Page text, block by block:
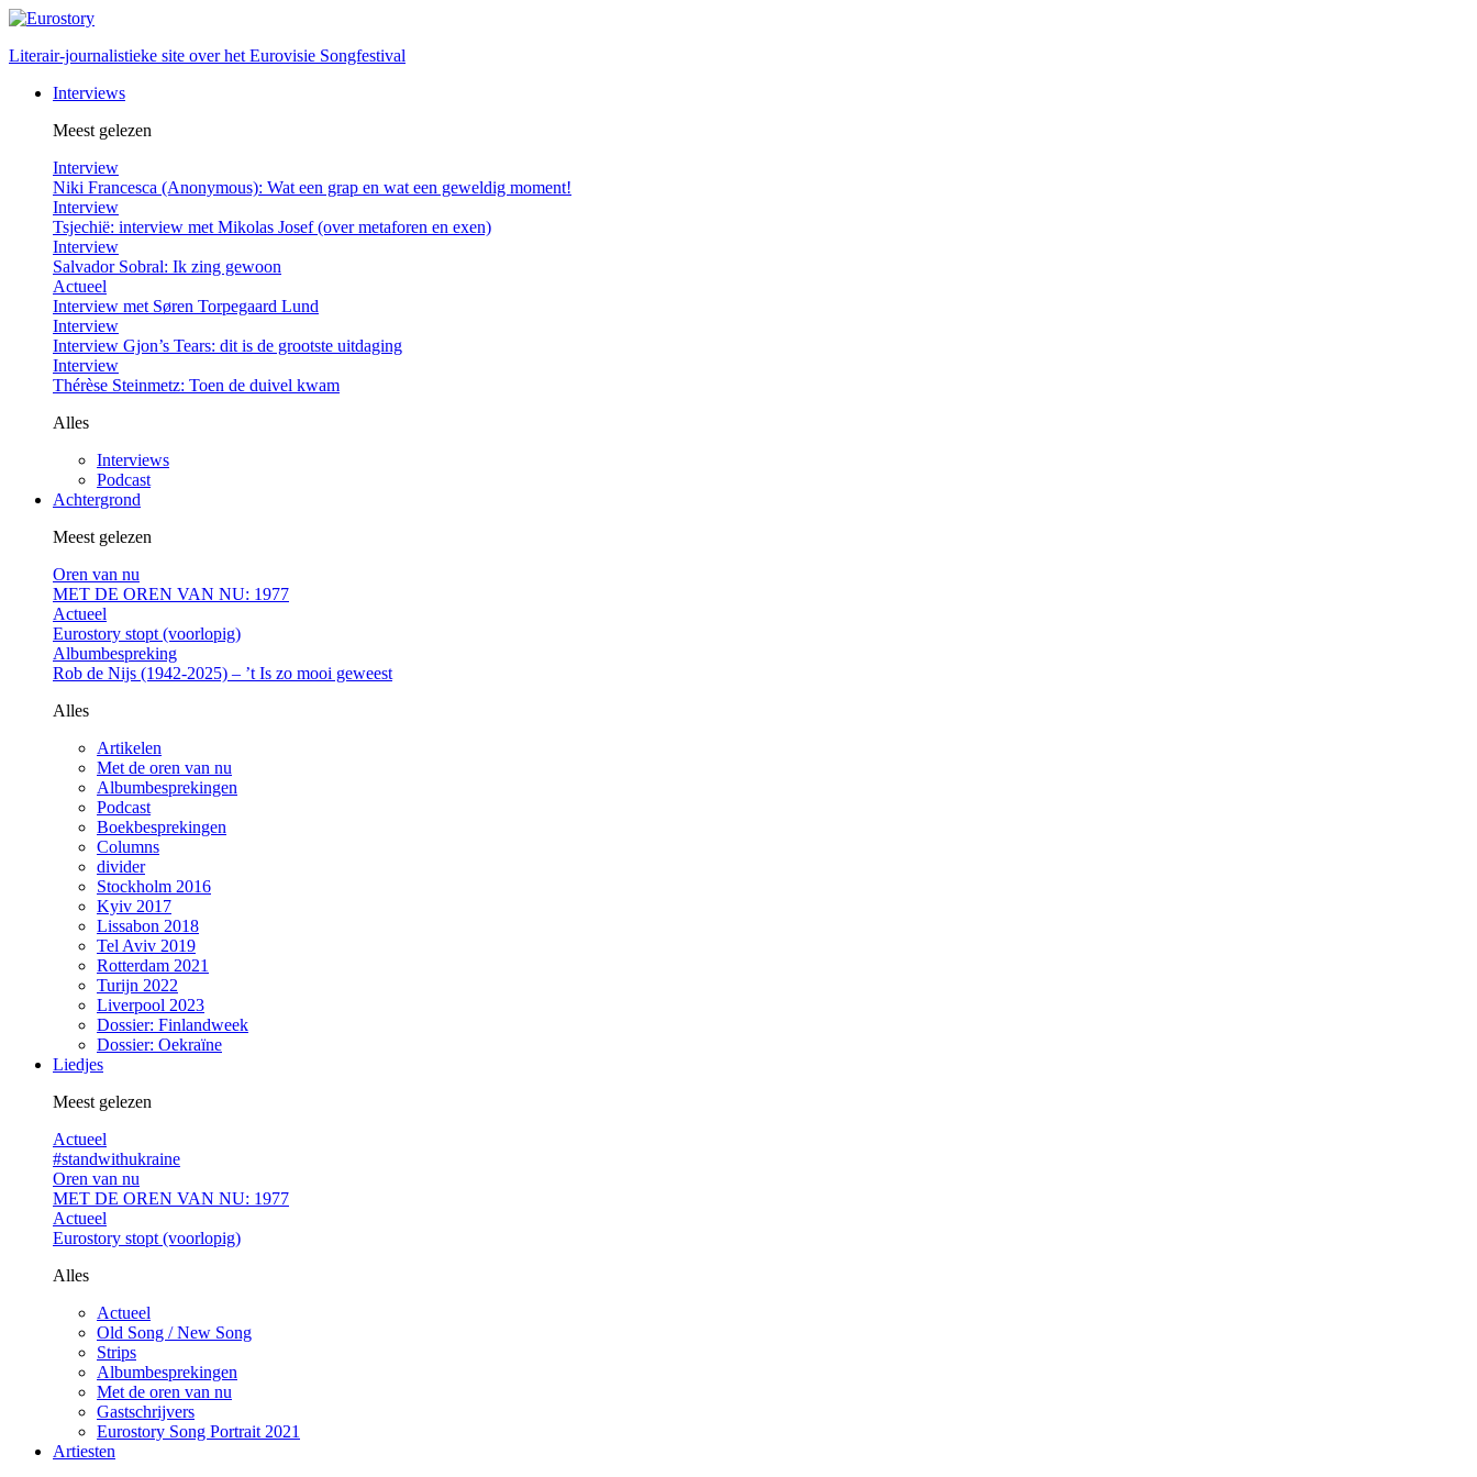
Literair-journalistieke site over het Eurovisie Songfestival
Interviews
Meest gelezen
Interview
Niki Francesca (Anonymous): Wat een grap en wat een geweldig moment!
Interview
Tsjechië: interview met Mikolas Josef (over metaforen en exen)
Interview
Salvador Sobral: Ik zing gewoon
Actueel
Interview met Søren Torpegaard Lund
Interview
Interview Gjon’s Tears: dit is de grootste uitdaging
Interview
Thérèse Steinmetz: Toen de duivel kwam
Alles
Interviews
Podcast
Achtergrond
Meest gelezen
Oren van nu
MET DE OREN VAN NU: 1977
Actueel
Eurostory stopt (voorlopig)
Albumbespreking
Rob de Nijs (1942-2025) – ’t Is zo mooi geweest
Alles
Artikelen
Met de oren van nu
Albumbesprekingen
Podcast
Boekbesprekingen
Columns
divider
Stockholm 2016
Kyiv 2017
Lissabon 2018
Tel Aviv 2019
Rotterdam 2021
Turijn 2022
Liverpool 2023
Dossier: Finlandweek
Dossier: Oekraïne
Liedjes
Meest gelezen
Actueel
#standwithukraine
Oren van nu
MET DE OREN VAN NU: 1977
Actueel
Eurostory stopt (voorlopig)
Alles
Actueel
Old Song / New Song
Strips
Albumbesprekingen
Met de oren van nu
Gastschrijvers
Eurostory Song Portrait 2021
Artiesten